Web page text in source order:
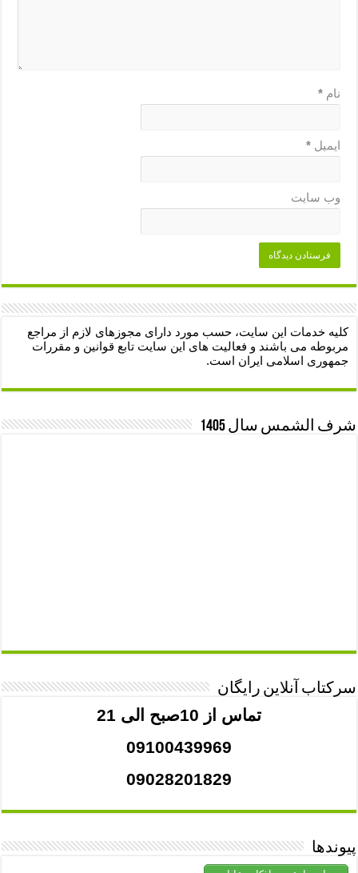
نام*
ایمیل*
وب‌ سایت
کلیه خدمات این سایت، حسب مورد دارای مجوزهای لازم از مراجع
مربوطه می باشند و فعالیت های این سایت تابع قوانین و مقررات
جمهوری اسلامی ایران است.
شرف الشمس سال 1405
سرکتاب آنلاین رایگان
تماس از 10صبح الی 21
09100439969
09028201829
پیوندها